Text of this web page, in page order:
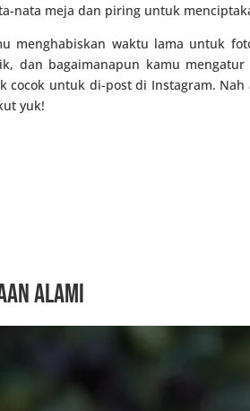
nata meja dan piring untuk
menghabiskan waktu lama untuk
dan bagaimanapun kamu
cocok untuk di-post di Instagram.
yuk!
alami